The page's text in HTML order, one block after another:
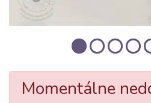
Momentálne